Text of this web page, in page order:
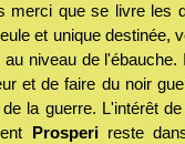
merci que se livre les
et unique destinée,
niveau de
et de faire du noir
la guerre. L'intérêt
Prosperireste